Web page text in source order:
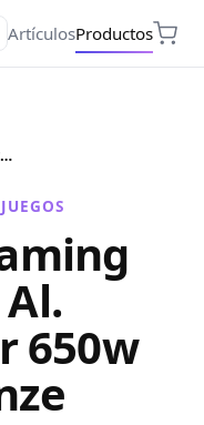
ArtículosProductos
Coolbox Gaming Fuente Al. DeepPower 650w 80+bronze
650w